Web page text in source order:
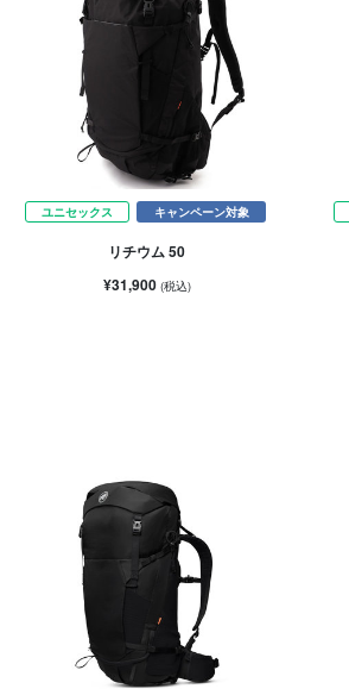
ユニセックス キャンペーン対象
リチウム 50
¥31,900 (税込)